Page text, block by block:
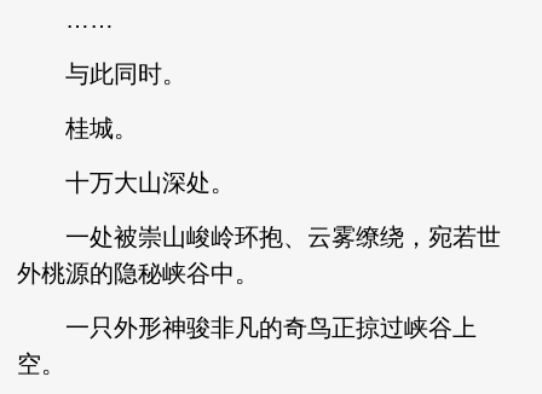
……
与此同时。
桂城。
十万大山深处。
一处被崇山峻岭环抱、云雾缭绕，宛若世
外桃源的隐秘峡谷中。
一只外形神骏非凡的奇鸟正掠过峡谷上
空。